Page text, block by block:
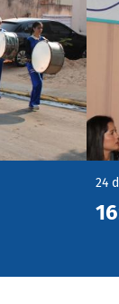
24